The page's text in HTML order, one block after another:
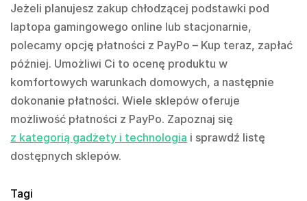
Jeżeli planujesz zakup chłodzącej podstawki pod
laptopa gamingowego online lub stacjonarnie,
polecamy opcję płatności z PayPo – Kup teraz, zapłać
później. Umożliwi Ci to ocenę produktu w
komfortowych warunkach domowych, a następnie
dokonanie płatności. Wiele sklepów oferuje
możliwość płatności z PayPo. Zapoznaj się
z kategorią gadżety i technologia i sprawdź listę
dostępnych sklepów.
Tagi